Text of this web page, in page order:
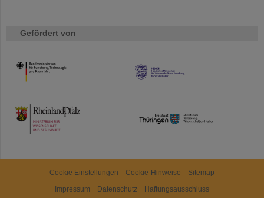
Gefördert von
HMWK
TMWWDG
Cookie Einstellungen Cookie-Hinweise
Sitemap
Impressum
Datenschutz Haftungsausschluss